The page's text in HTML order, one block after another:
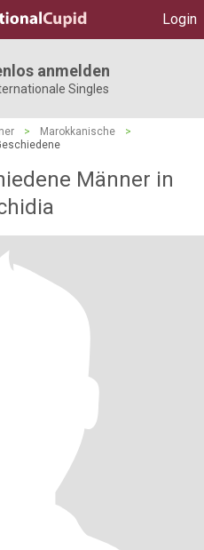
Login
anmelden
Singles
> Marokkanische
>
Männer in